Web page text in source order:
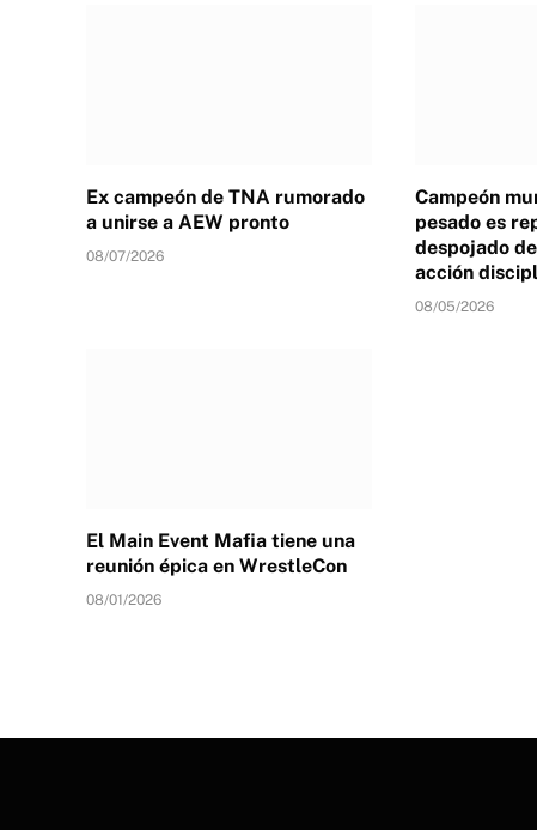
Ex campeón de TNA rumorado
a unirse a AEW pronto
08/07/2026
Campeón
pesado es
despojado
acción
08/05/2026
El Main Event Mafia tiene una
reunión épica en WrestleCon
08/01/2026